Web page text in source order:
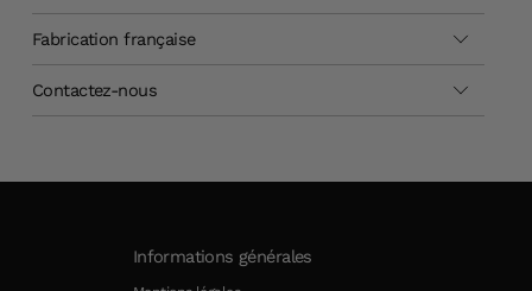
Fabrication française
Contactez-nous
Informations générales